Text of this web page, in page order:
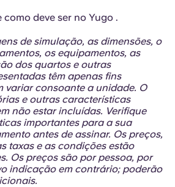
deve ser no Yugo .
de simulação, as dimensões, o
os equipamentos, as
dos quartos e outras
têm apenas fins
variar consoante a unidade. O
e outras características
não estar incluídas. Verifique
importantes para a sua
antes de assinar. Os preços,
taxas e as condições estão
Os preços são por pessoa, por
indicação em contrário; poderão